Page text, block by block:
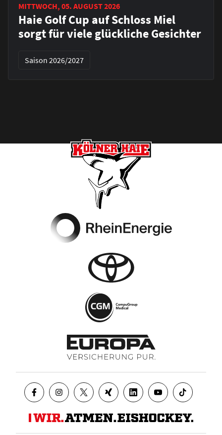
MITTWOCH, 05. AUGUST 2026
Haie Golf Cup auf Schloss Miel
sorgt für viele glückliche Gesichter
Saison 2026/2027